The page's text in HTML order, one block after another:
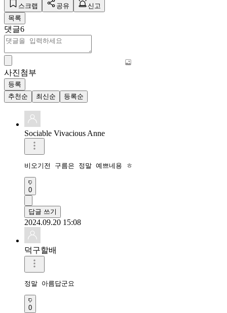
스크랩 공유
신고
목록
댓글6
사진첨부
등록
추천순
최신순 등록순
Sociable Vivacious Anne
비오기전 구름은 정말 예쁘네용 ㅎ
0
답글 쓰기
2024.09.20 15:08
덕구할배
정말 아름답군요
0